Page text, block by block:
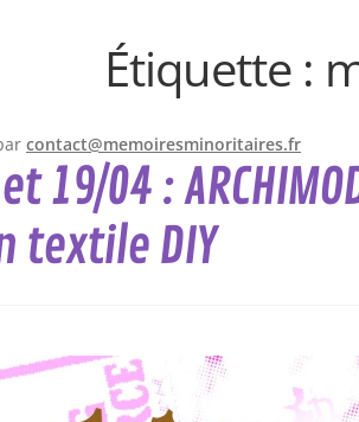
Étiquette :
contact@memoiresminoritaires.fr
19/04 :
textile DIY